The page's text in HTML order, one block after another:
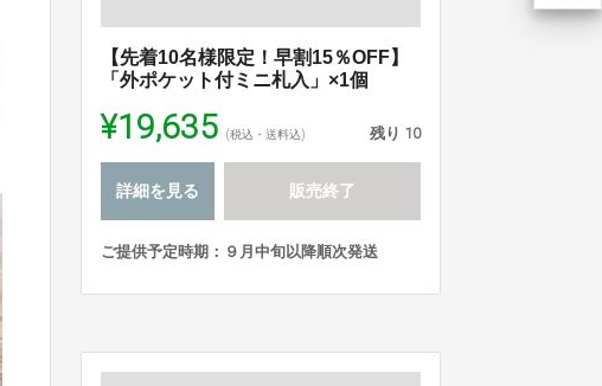
【先着10名様限定！早割15％OFF】
「外ポケット付ミニ札入」×1個
¥19,635 (税込・送料込) 残り 10
詳細を見る 販売終了
ご提供予定時期：９月中旬以降順次発送